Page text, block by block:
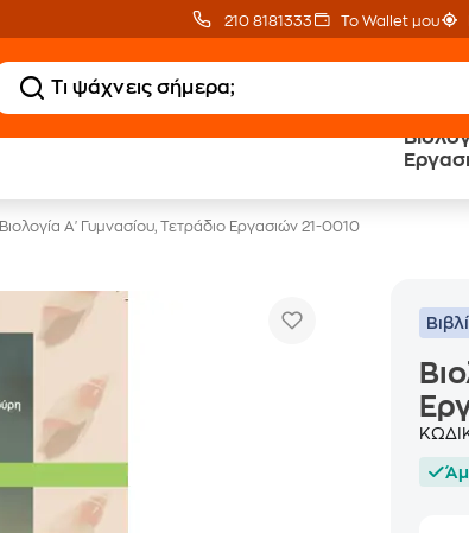
210 8181333 Το Wallet μου
Δωρεάν
Βιολογία Α' Γυμνασίου, Τετράδιο Εργασιών 21-0010